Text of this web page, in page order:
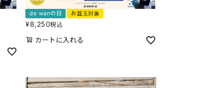
de wanの日 お盆玉対象
¥8,250税込
カートに入れる